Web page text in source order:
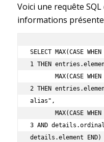
Voici une requête
informations
SELECT MAX(CASE
1 THEN
2 THEN
alias",
3 AND
details.element END)